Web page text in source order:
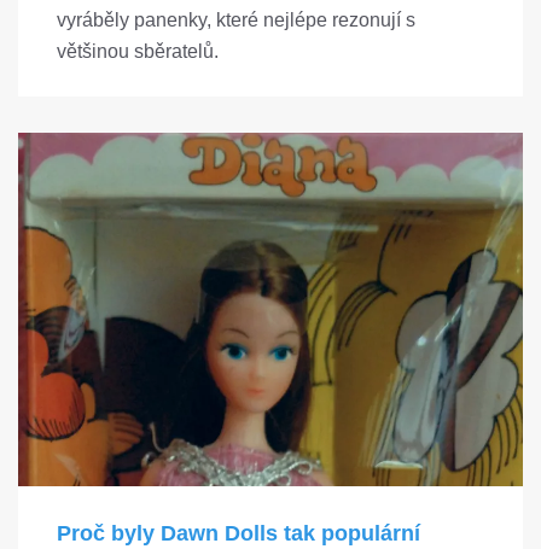
vyráběly panenky, které nejlépe rezonují s
většinou sběratelů.
Proč byly Dawn Dolls tak populární